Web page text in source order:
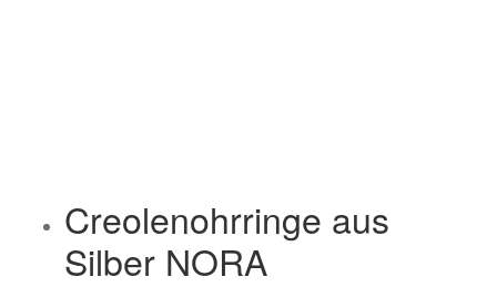
Creolenohrringe aus
Silber NORA